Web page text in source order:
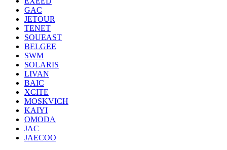
GAC
JETOUR
TENET
SOUEAST
BELGEE
SWM
SOLARIS
LIVAN
BAIC
XCITE
MOSKVICH
KAIYI
OMODA
JAC
JAECOO